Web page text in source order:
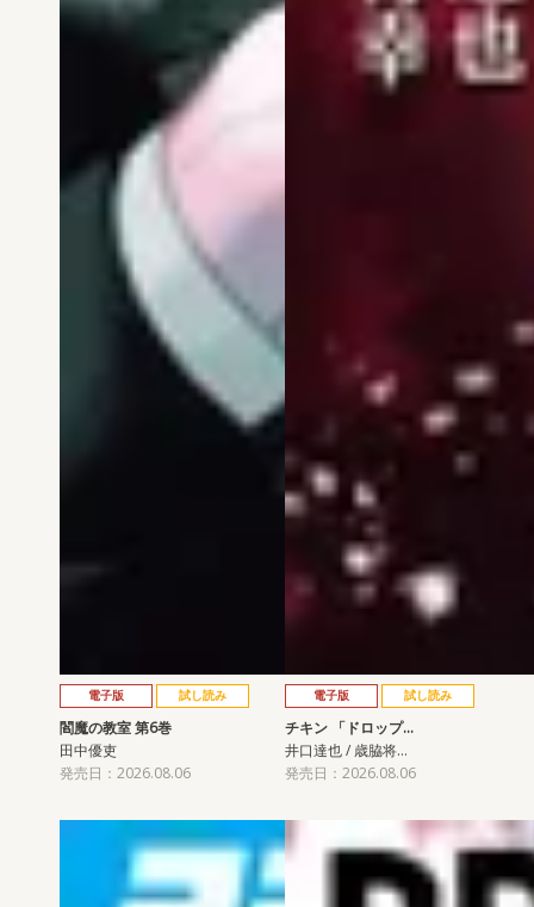
電子版 試し読み
閻魔の教室 第6巻
田中優吏
発売日：2026.08.06
電子版 試し読み
チキン 「ドロップ…
井口達也 / 歳脇将…
発売日：2026.08.06